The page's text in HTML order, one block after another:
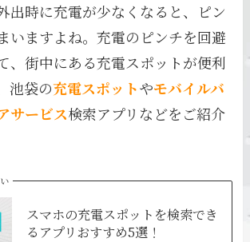
時に充電が少なくなると、ピン
いますよね。充電のピンチを回避
、街中にある充電スポットが便利
池袋の充電スポットやモバイルバ
サービス検索アプリなどをご紹介
スマホの充電スポットを検索でき
るアプリおすすめ5選！